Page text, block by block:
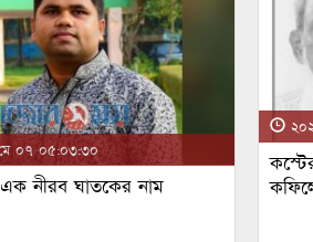
০৭ ০৫:০৩:৩০
এক নীরব ঘাতকের নাম